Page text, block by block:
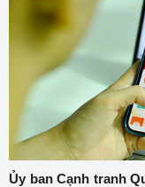
Ủy ban Cạnh tranh